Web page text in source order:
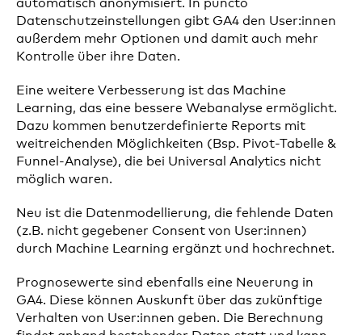
automatisch anonymisiert. In puncto
Datenschutzeinstellungen gibt GA4 den User:innen
außerdem mehr Optionen und damit auch mehr
Kontrolle über ihre Daten.
Eine weitere Verbesserung ist das Machine
Learning, das eine bessere Webanalyse ermöglicht.
Dazu kommen benutzerdefinierte Reports mit
weitreichenden Möglichkeiten (Bsp. Pivot-Tabelle &
Funnel-Analyse), die bei Universal Analytics nicht
möglich waren.
Neu ist die Datenmodellierung, die fehlende Daten
(z.B. nicht gegebener Consent von User:innen)
durch Machine Learning ergänzt und hochrechnet.
Prognosewerte sind ebenfalls eine Neuerung in
GA4. Diese können Auskunft über das zukünftige
Verhalten von User:innen geben. Die Berechnung